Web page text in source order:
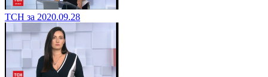
ТСН за 2020.09.28